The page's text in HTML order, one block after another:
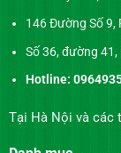
146 Đường Số 9,
Số 36, đường
Hotline:
Tại Hà Nội và các